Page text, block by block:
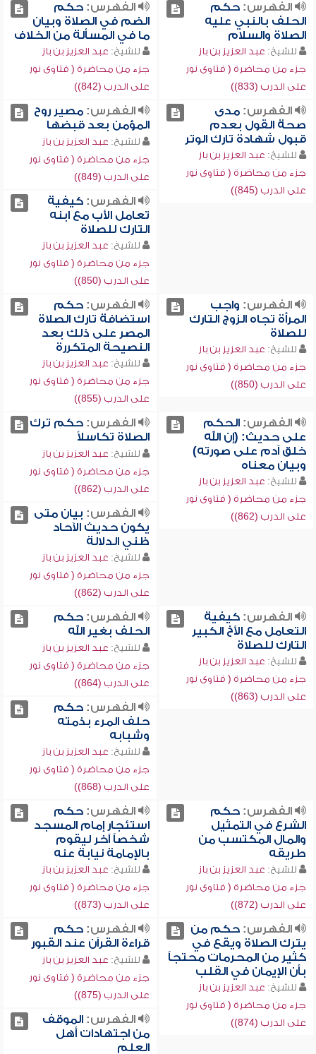
الفهرس:حكم
الحلف بالنبي عليه
الصلاة والسلام
للشيخ: عبد العزيز بن باز
جزء من محاضرة ( فتاوى نور
على الدرب (833))
الفهرس:حكم
الضم في الصلاة وبيان
ما في المسألة من الخلاف
للشيخ: عبد العزيز بن باز
جزء من محاضرة ( فتاوى نور
على الدرب (842))
الفهرس:مدى
صحة القول بعدم
قبول شهادة تارك الوتر
للشيخ: عبد العزيز بن باز
جزء من محاضرة ( فتاوى نور
على الدرب (845))
الفهرس:مصير روح
المؤمن بعد قبضها
للشيخ: عبد العزيز بن باز
جزء من محاضرة ( فتاوى نور
على الدرب (849))
الفهرس:كيفية
تعامل الأب مع ابنه
التارك للصلاة
للشيخ: عبد العزيز بن باز
جزء من محاضرة ( فتاوى نور
على الدرب (850))
الفهرس: واجب
المرأة تجاه الزوج التارك
للصلاة
للشيخ: عبد العزيز بن باز
جزء من محاضرة ( فتاوى نور
على الدرب (850))
الفهرس:حكم
استضافة تارك الصلاة
المصر على ذلك بعد
النصيحة المتكررة
للشيخ: عبد العزيز بن باز
جزء من محاضرة ( فتاوى نور
على الدرب (855))
الفهرس:الحكم
على حديث: (إن الله
خلق آدم على صورته)
وبيان معناه
للشيخ: عبد العزيز بن باز
جزء من محاضرة ( فتاوى نور
على الدرب (862))
الفهرس:حكم ترك
الصلاة تكاسلاً
للشيخ: عبد العزيز بن باز
جزء من محاضرة ( فتاوى نور
على الدرب (862))
الفهرس: بيان متى
يكون حديث الآحاد
ظني الدلالة
للشيخ: عبد العزيز بن باز
جزء من محاضرة ( فتاوى نور
على الدرب (862))
الفهرس:كيفية
التعامل مع الأخ الكبير
التارك للصلاة
للشيخ: عبد العزيز بن باز
جزء من محاضرة ( فتاوى نور
على الدرب (863))
الفهرس:حكم
الحلف بغير الله
للشيخ: عبد العزيز بن باز
جزء من محاضرة ( فتاوى نور
على الدرب (864))
الفهرس:حكم
حلف المرء بذمته
وشبابه
للشيخ: عبد العزيز بن باز
جزء من محاضرة ( فتاوى نور
على الدرب (868))
الفهرس:حكم
الشرع في التمثيل
والمال المكتسب من
طريقه
للشيخ: عبد العزيز بن باز
جزء من محاضرة ( فتاوى نور
على الدرب (872))
الفهرس:حكم
استئجار إمام المسجد
شخصاً آخر ليقوم
بالإمامة نيابة عنه
للشيخ: عبد العزيز بن باز
جزء من محاضرة ( فتاوى نور
على الدرب (873))
الفهرس:حكم من
يترك الصلاة ويقع في
كثير من المحرمات محتجاً
بأن الإيمان في القلب
للشيخ: عبد العزيز بن باز
جزء من محاضرة ( فتاوى نور
على الدرب (874))
الفهرس:حكم
قراءة القرآن عند القبور
للشيخ: عبد العزيز بن باز
جزء من محاضرة ( فتاوى نور
على الدرب (875))
الفهرس:الموقف
من اجتهادات أهل
العلم